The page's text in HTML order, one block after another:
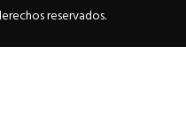
reservados.